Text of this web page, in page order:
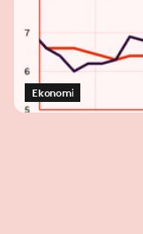
Ekonomi